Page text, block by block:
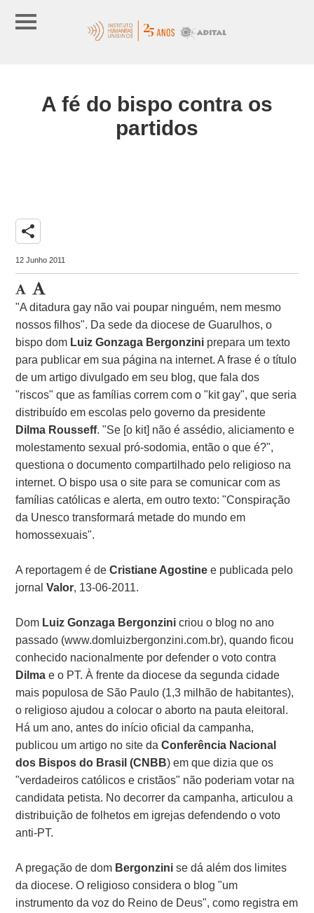
A fé do bispo contra os
partidos
share
12 Junho 2011
"A ditadura gay não vai poupar ninguém, nem mesmo
nossos filhos". Da sede da diocese de Guarulhos, o
bispo dom Luiz Gonzaga Bergonzini prepara um texto
para publicar em sua página na internet. A frase é o título
de um artigo divulgado em seu blog, que fala dos
"riscos" que as famílias correm com o "kit gay", que seria
distribuído em escolas pelo governo da presidente
Dilma Rousseff. "Se [o kit] não é assédio, aliciamento e
molestamento sexual pró-sodomia, então o que é?",
questiona o documento compartilhado pelo religioso na
internet. O bispo usa o site para se comunicar com as
famílias católicas e alerta, em outro texto: "Conspiração
da Unesco transformará metade do mundo em
homossexuais".
A reportagem é deCristiane Agostine e publicada pelo
jornalValor, 13-06-2011.
Dom Luiz Gonzaga Bergonzini criou o blog no ano
passado (www.domluizbergonzini.com.br), quando ficou
conhecido nacionalmente por defender o voto contra
Dilmae o PT. À frente da diocese da segunda cidade
mais populosa de São Paulo (1,3 milhão de habitantes),
o religioso ajudou a colocar o aborto na pauta eleitoral.
Há um ano, antes do início oficial da campanha,
publicou um artigo no site daConferência Nacional
dos Bispos do Brasil (CNBB) em que dizia que os
"verdadeiros católicos e cristãos" não poderiam votar na
candidata petista. No decorrer da campanha, articulou a
distribuição de folhetos em igrejas defendendo o voto
anti-PT.
A pregação de dom Bergonzinise dá além dos limites
da diocese. O religioso considera o blog "um
instrumento da voz do Reino de Deus", como registra em